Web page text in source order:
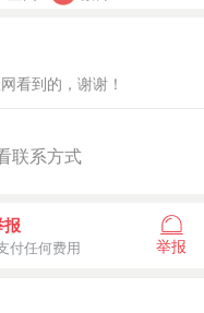
看到的，谢谢！
联系方式
报
付任何费用 举报